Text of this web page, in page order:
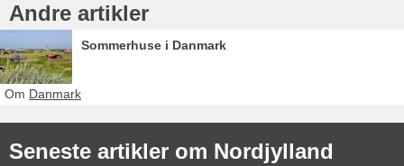
Andre artikler
Sommerhuse i Danmark
Om Danmark
Seneste artikler om Nordjylland